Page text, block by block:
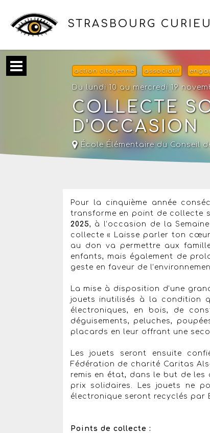
STRASBOURG
action citoyenne associatif
Du lundi 10 au mercredi 19
COLLECTE
D'OCCASION
École Élémentaire du Conseil
Pour la cinquième année
transforme en point de collecte
2025, à l’occasion de la
collecte « Laisse parler ton cœur
au don va permettre aux
enfants, mais également de
geste en faveur de
La mise à disposition d’une
jouets inutilisés à la condition
électroniques, en bois, de
déguisements, peluches,
placards en leur offrant une
Les jouets seront ensuite
Fédération de charité Caritas
remis en état, dans le but de les
prix solidaires. Les jouets ne
électronique seront recyclés par
Points de collecte :